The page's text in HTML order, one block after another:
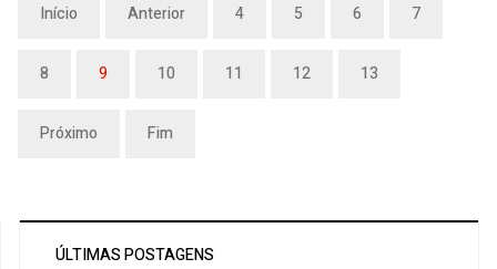
Início Anterior 4 5 6 7
8 9 10 11 12 13
Próximo Fim
ÚLTIMAS POSTAGENS